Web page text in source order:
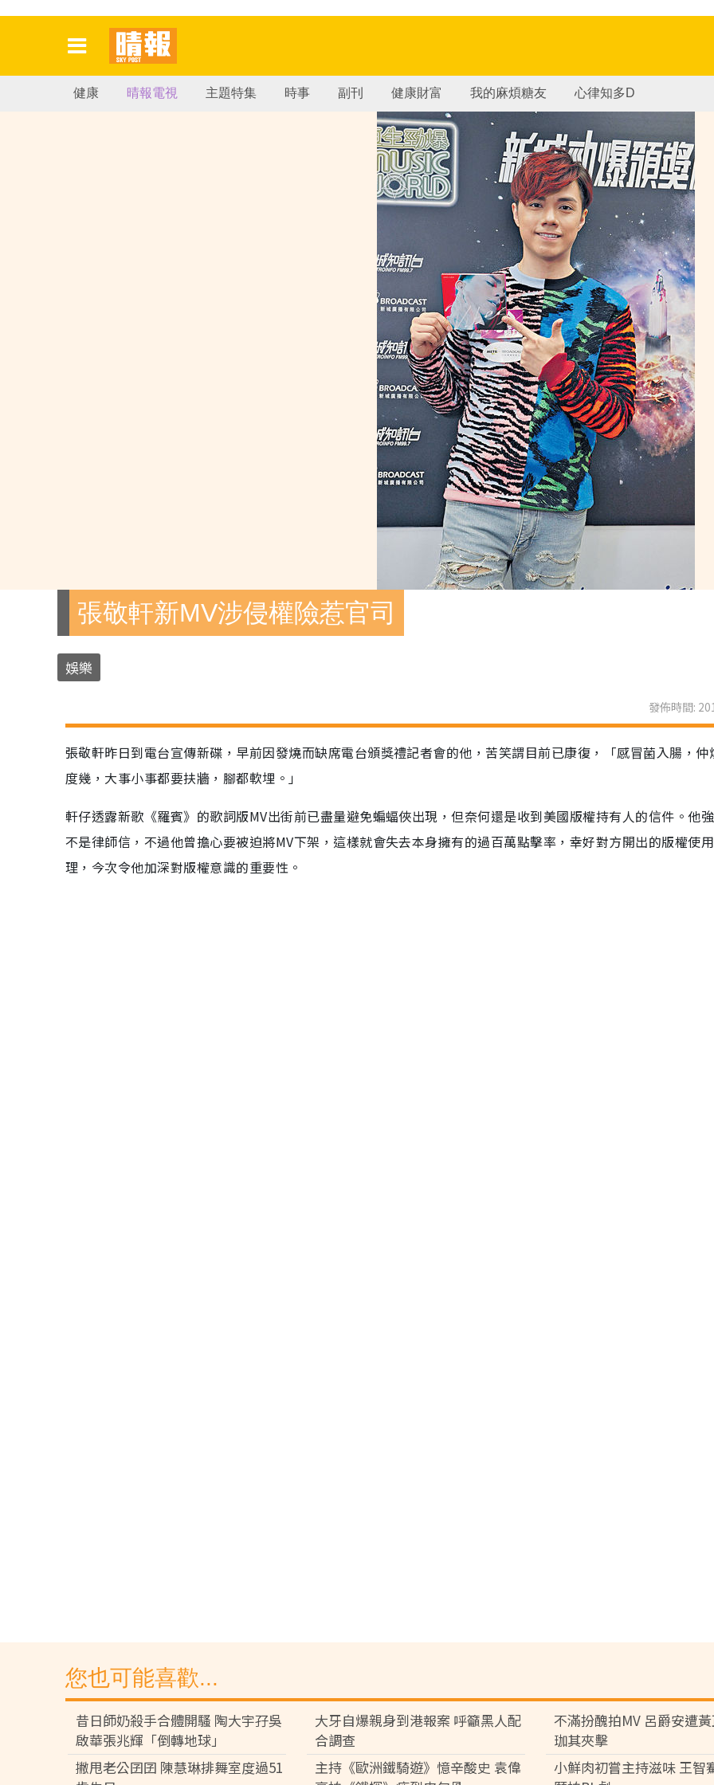
健康 晴報電視 主題特集 時事 副刊 健康財富 我的麻煩糖友 心律知多D
張敬軒新MV涉侵權險惹官司
娛樂
發佈時間:
張敬軒昨日到電台宣傳新碟，早前因發燒而缺席電台頒獎禮記者會的他，苦笑謂目前已康復，「感冒菌入腸，仲
度幾，大事小事都要扶牆，腳都軟埋。」
軒仔透露新歌《羅賓》的歌詞版MV出街前已盡量避免蝙蝠俠出現，但奈何還是收到美國版權持有人的信件。他
不是律師信，不過他曾擔心要被迫將MV下架，這樣就會失去本身擁有的過百萬點擊率，幸好對方開出的版權使
理，今次令他加深對版權意識的重要性。
您也可能喜歡...
昔日師奶殺手合體開騷 陶大宇孖吳
啟華張兆輝「倒轉地球」
大牙自爆親身到港報案 呼籲黑人配
合調查
不滿扮醜拍MV 呂爵安遭
珈其夾擊
撇甩老公囝囝 陳慧琳排舞室度過51
主持《歐洲鐵騎遊》憶辛酸史 袁偉
小鮮肉初嘗主持滋味 王智